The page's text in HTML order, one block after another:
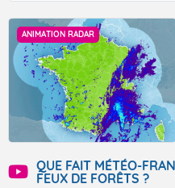
ANIMATION RADAR
QUE FAIT MÉTÉO-
FEUX DE FORÊTS ?